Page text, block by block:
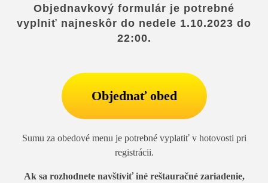
Objednavkový formulár je potrebné
vyplniť najneskôr do nedele 1.10.2023 do
22:00.
Objednať obed
Sumu za obedové menu je potrebné vyplatiť v hotovosti pri
registrácii.
Ak sa rozhodnete navštíviť iné reštauračné zariadenie,